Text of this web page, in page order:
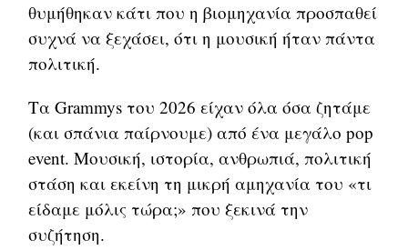
θυμήθηκαν κάτι που η βιομηχανία προσπαθεί
συχνά να ξεχάσει, ότι η μουσική ήταν πάντα
πολιτική.
Τα Grammys του 2026 είχαν όλα όσα ζητάμε
(και σπάνια παίρνουμε) από ένα μεγάλο pop
event. Μουσική, ιστορία, ανθρωπιά, πολιτική
στάση και εκείνη τη μικρή αμηχανία του «τι
είδαμε μόλις τώρα;» που ξεκινά την
συζήτηση.